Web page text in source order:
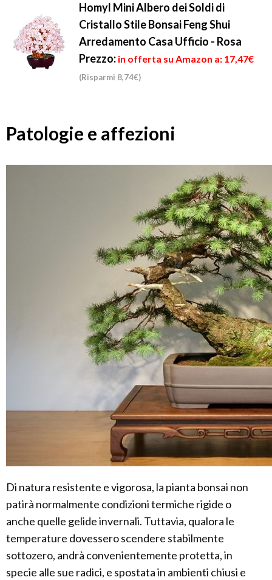
Homyl Mini Albero dei Soldi di
Cristallo Stile Bonsai Feng Shui
Arredamento Casa Ufficio - Rosa
Prezzo: in offerta su Amazon a: 17,47€
(Risparmi 8,74€)
Patologie e affezioni
Di natura resistente e vigorosa, la pianta bonsai non
patirà normalmente condizioni termiche rigide o
anche quelle gelide invernali. Tuttavia, qualora le
temperature dovessero scendere stabilmente
sottozero, andrà convenientemente protetta, in
specie alle sue radici, e spostata in ambienti chiusi e